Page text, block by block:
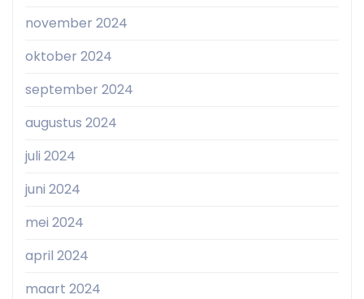
november 2024
oktober 2024
september 2024
augustus 2024
juli 2024
juni 2024
mei 2024
april 2024
maart 2024